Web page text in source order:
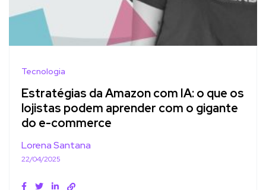
Tecnologia
Estratégias da Amazon com IA: o que os
lojistas podem aprender com o gigante
do e-commerce
Lorena Santana
22/04/2025